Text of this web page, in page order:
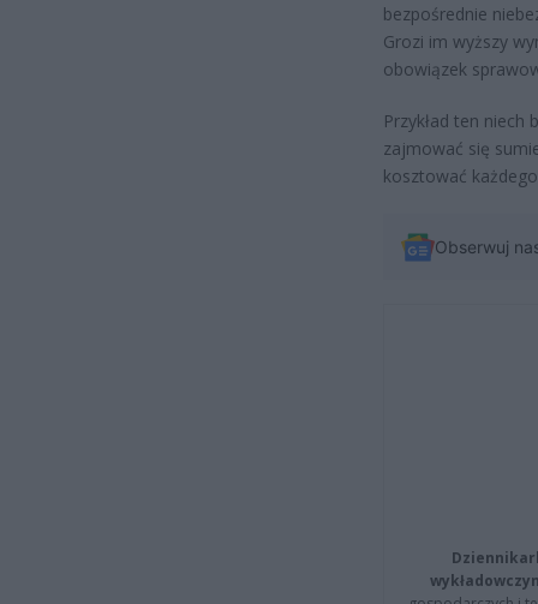
bezpośrednie
Grozi im wyższy
obowiązek
Przykład ten
zajmować się
kosztować
Obserwuj